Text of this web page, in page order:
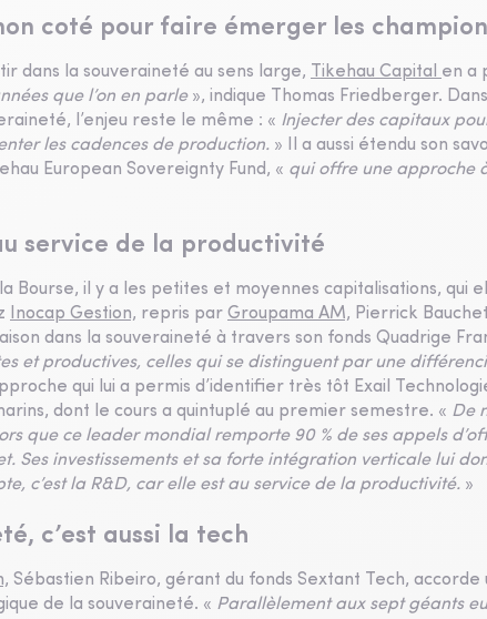
coté pour faire émerger les
dans la souveraineté au sens large, Tikehau Capital en a
que l’on en parle», indique Thomas Friedberger.
l’enjeu reste le même : « Injecter des capitaux
les cadences de production. » Il a aussi étendu son
European Sovereignty Fund, « qui offre une approche
service de la productivité
Bourse, il y a les petites et moyennes capitalisations, qui
Inocap Gestion, repris par Groupama AM, Pierrick
dans la souveraineté à travers son fonds Quadrige
et productives, celles qui se distinguent par une
qui lui a permis d’identifier très tôt Exail
dont le cours a quintuplé au premier semestre. « De
que ce leader mondial remporte 90 % de ses appels
Ses investissements et sa forte intégration verticale lui
c’est la R&D, car elle est au service de la productivité. »
c’est aussi la tech
Sébastien Ribeiro, gérant du fonds Sextant Tech,
de la souveraineté. « Parallèlement aux sept géants